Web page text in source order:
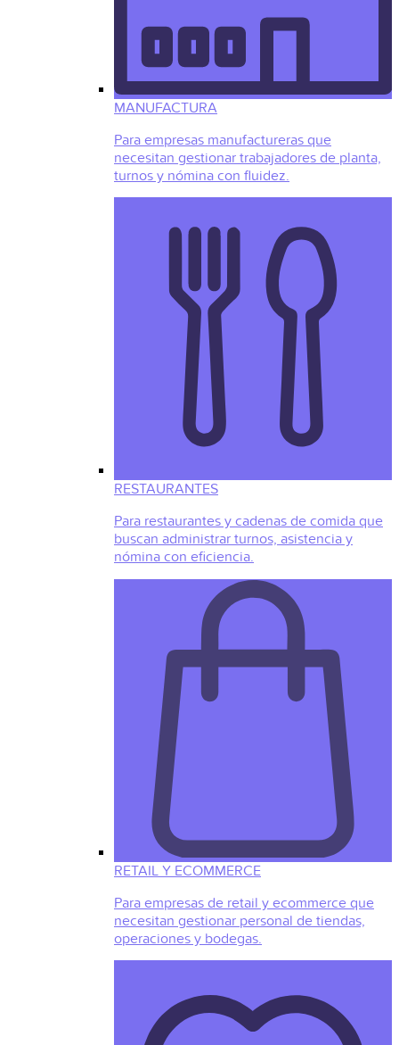
MANUFACTURA
Para empresas manufactureras que
necesitan gestionar trabajadores de planta,
turnos y nómina con fluidez.
RESTAURANTES
Para restaurantes y cadenas de comida que
buscan administrar turnos, asistencia y
nómina con eficiencia.
RETAIL Y ECOMMERCE
Para empresas de retail y ecommerce que
necesitan gestionar personal de tiendas,
operaciones y bodegas.